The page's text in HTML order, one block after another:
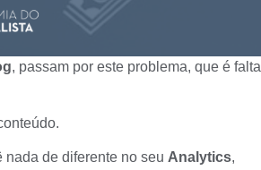
, passam por este problema, que é falta
nada de diferente no seu Analytics,